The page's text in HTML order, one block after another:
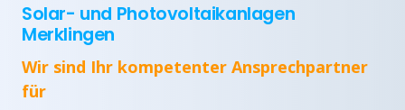
Solar- und Photovoltaikanlagen
Merklingen
Wir sind Ihr kompetenter Ansprechpartner
für